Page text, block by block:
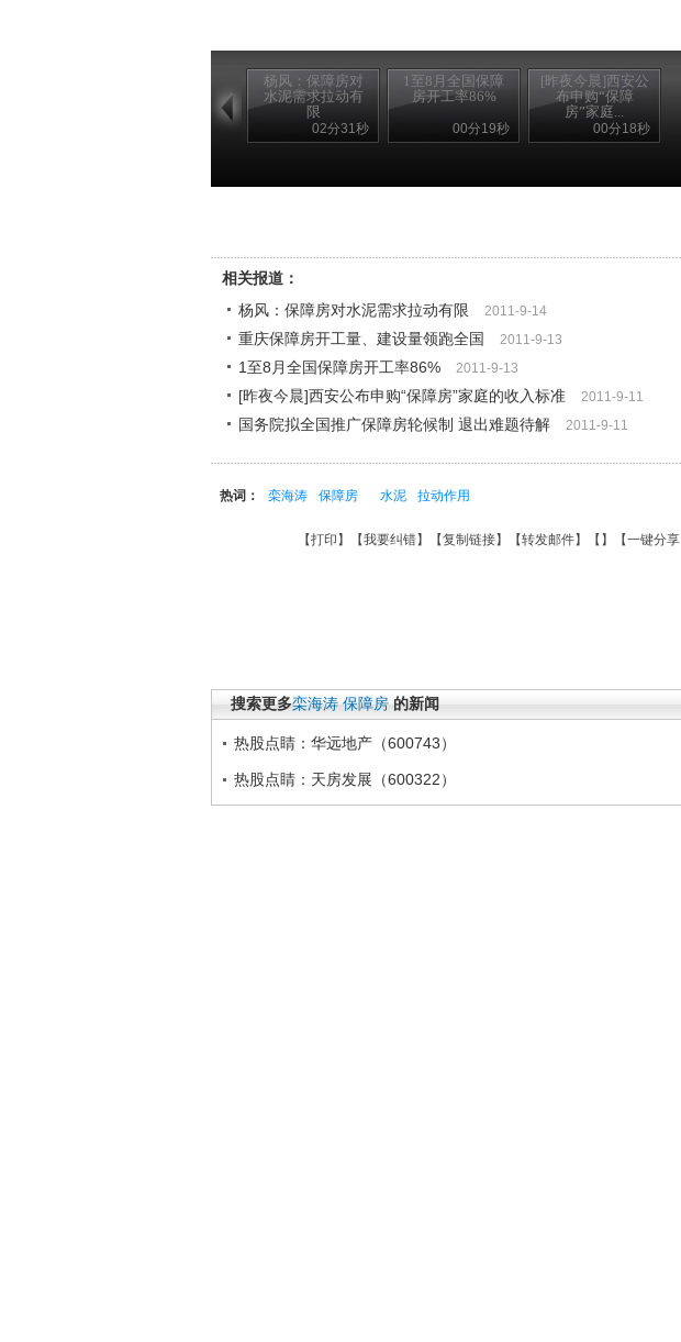
杨风：保障房对
水泥需求拉动有
限
02分31秒
1至8月全国保障
房开工率86%
00分19秒
[昨夜今晨]西安公
布申购“保障
房”家庭...
00分18秒
相关报道：
杨风：保障房对水泥需求拉动有限
2011-9-14
重庆保障房开工量、建设量领跑全国 2011-9-13
1至8月全国保障房开工率86% 2011-9-13
[昨夜今晨]西安公布申购“保障房”家庭的收入标准 2011-9-11
国务院拟全国推广保障房轮候制 退出难题待解 2011-9-11
热词： 栾海涛 保障房 水泥 拉动作用
【打印 】【我要纠错】【复制链接】【转发邮件】【 】 【一键分享
搜索更多栾海涛 保障房 的新闻
热股点睛：华远地产（600743）
热股点睛：天房发展（600322）